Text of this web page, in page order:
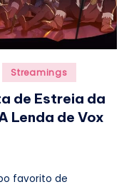
Streamings
de Estreia da
Lenda de Vox
favorito de